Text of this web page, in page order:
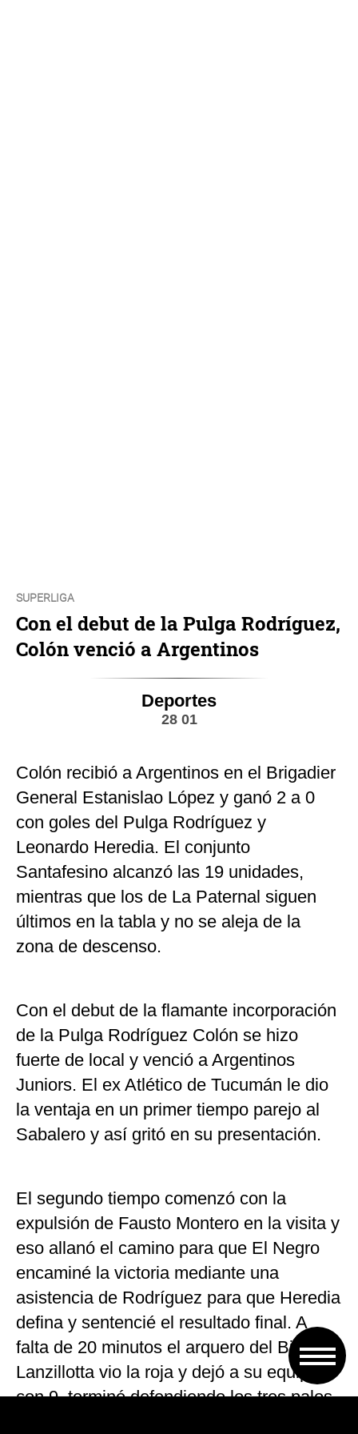
SUPERLIGA
Con el debut de la Pulga Rodríguez,
Colón venció a Argentinos
Deportes
28 01
Colón recibió a Argentinos en el Brigadier
General Estanislao López y ganó 2 a 0
con goles del Pulga Rodríguez y
Leonardo Heredia. El conjunto
Santafesino alcanzó las 19 unidades,
mientras que los de La Paternal siguen
últimos en la tabla y no se aleja de la
zona de descenso.
Con el debut de la flamante incorporación
de la Pulga Rodríguez Colón se hizo
fuerte de local y venció a Argentinos
Juniors. El ex Atlético de Tucumán le dio
la ventaja en un primer tiempo parejo al
Sabalero y así gritó en su presentación.
El segundo tiempo comenzó con la
expulsión de Fausto Montero en la visita y
eso allanó el camino para que El Negro
encaminé la victoria mediante una
asistencia de Rodríguez para que Heredia
defina y sentencié el resultado final. A
falta de 20 minutos el arquero del Bicho,
Lanzillotta vio la roja y dejó a su equipo
con 9, terminó defendiendo los tres palos